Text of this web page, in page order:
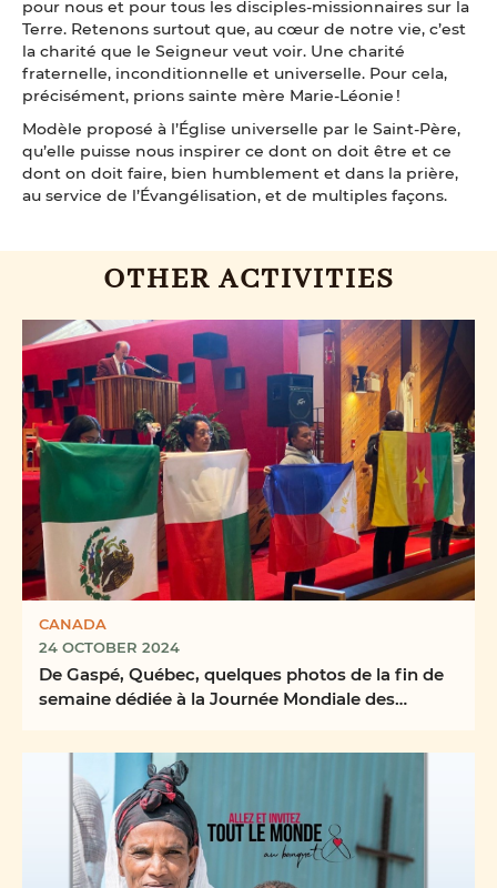
pour nous et pour tous les disciples-missionnaires sur la
Terre. Retenons surtout que, au cœur de notre vie, c’est
la charité que le Seigneur veut voir. Une charité
fraternelle, inconditionnelle et universelle. Pour cela,
précisément, prions sainte mère Marie-Léonie !
Modèle proposé à l’Église universelle par le Saint-Père,
qu’elle puisse nous inspirer ce dont on doit être et ce
dont on doit faire, bien humblement et dans la prière,
au service de l’Évangélisation, et de multiples façons.
OTHER ACTIVITIES
CANADA
24 OCTOBER 2024
De Gaspé, Québec, quelques photos de la fin de
semaine dédiée à la Journée Mondiale des